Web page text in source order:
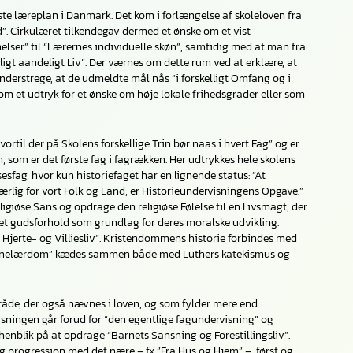
læreplan i Danmark. Det kom i forlængelse af skoleloven fra
Cirkulæret tilkendegav dermed et ønske om et vist
til “Lærernes individuelle skøn”, samtidig med at man fra
aandeligt Liv”. Der værnes om dette rum ved at erklære, at
at de udmeldte mål nås “i forskelligt Omfang og i
et udtryk for et ønske om høje lokale frihedsgrader eller som
der på Skolens forskellige Trin bør naas i hvert Fag” og er
er det første fag i fagrækken. Her udtrykkes hele skolens
hvor kun historiefaget har en lignende status: ”At
for vort Folk og Land, er Historieundervisningens Opgave.”
Sans og opdrage den religiøse Følelse til en Livsmagt, der
gudsforhold som grundlag for deres moralske udvikling.
og Villiesliv”. Kristendommens historie forbindes med
kædes sammen både med Luthers katekismus og
der også nævnes i loven, og som fylder mere end
går forud for “den egentlige fagundervisning” og
på at opdrage “Barnets Sansning og Forestillingsliv”.